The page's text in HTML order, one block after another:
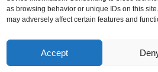
as browsing behavior or unique IDs on this
may adversely affect certain features and
Accept